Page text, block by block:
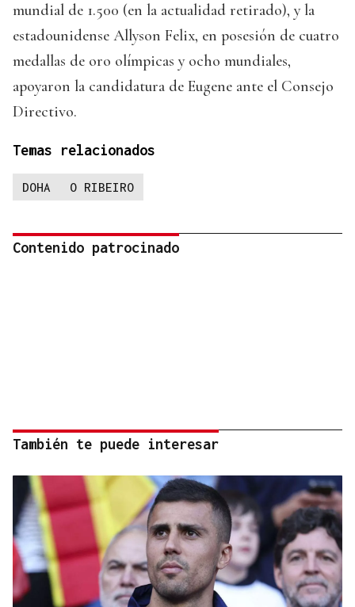
mundial de 1.500 (en la actualidad retirado), y la
estadounidense Allyson Felix, en posesión de cuatro
medallas de oro olímpicas y ocho mundiales,
apoyaron la candidatura de Eugene ante el Consejo
Directivo.
Temas relacionados
DOHA O RIBEIRO
Contenido patrocinado
También te puede interesar